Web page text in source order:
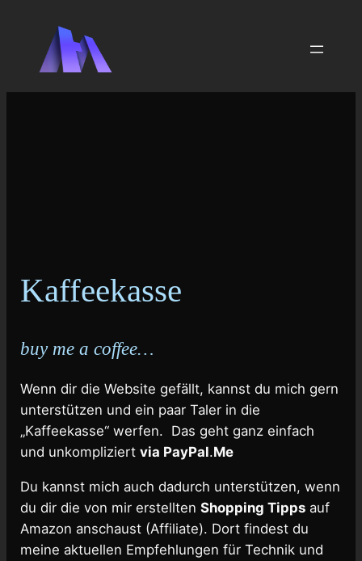
springen
Kaffeekasse
buy me a coffee…
Wenn dir die Website gefällt, kannst du mich gern
unterstützen und ein paar Taler in die
„Kaffeekasse“ werfen. Das geht ganz einfach
und unkompliziert via PayPal.Me
Du kannst mich auch dadurch unterstützen, wenn
du dir die von mir erstellten Shopping Tippsauf
Amazon anschaust (Affiliate). Dort findest du
meine aktuellen Empfehlungen für Technik und